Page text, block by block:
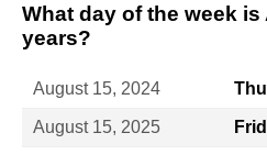
What day of the week
years?
August 15, 2024
August 15, 2025